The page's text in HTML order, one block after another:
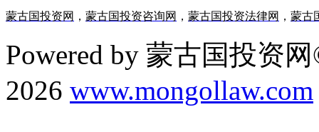
蒙古国投资网 ， 蒙古国投资咨询网 ， 蒙古国投资法律网 ， 蒙古
Powered by 蒙古国投资
2026 www.mongollaw.com